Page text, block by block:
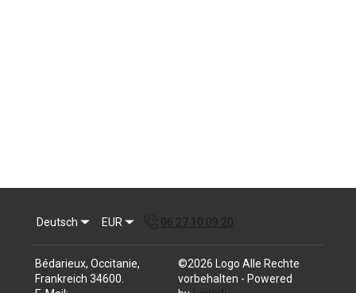
Deutsch EUR 06 27 10 09 20
Bédarieux, Occitanie,
Frankreich 34600.
©2026 Logo Alle Rechte
vorbehalten - Powered